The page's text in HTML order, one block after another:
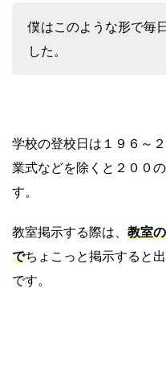
僕はこのような形で毎
した。
学校の登校日は１９６～
業式などを除くと２００
す。
教室掲示する際は、 教室
でちょこっと掲示すると
です。